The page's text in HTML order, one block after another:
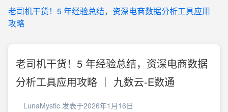
老司机干货！5 年经验总结，资深电商数据分析工具应用
攻略
老司机干货！5 年经验总结，资深电商数据
分析工具应用攻略 ｜ 九数云-E数通
LunaMystic 发表于2026年1月16日